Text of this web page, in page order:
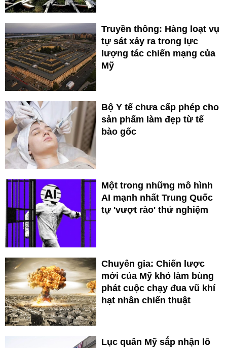
Truyền thông: Hàng loạt vụ
tự sát xảy ra trong lực
lượng tác chiến mạng của
Mỹ
Bộ Y tế chưa cấp phép cho
sản phẩm làm đẹp từ tế
bào gốc
Một trong những mô hình
AI mạnh nhất Trung Quốc
tự 'vượt rào' thử nghiệm
Chuyên gia: Chiến lược
mới của Mỹ khó làm bùng
phát cuộc chạy đua vũ khí
hạt nhân chiến thuật
Lục quân Mỹ sắp nhận lô